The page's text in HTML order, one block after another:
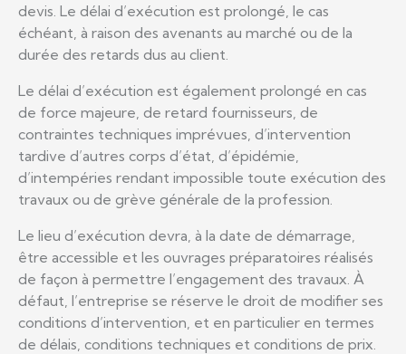
devis. Le délai d’exécution est prolongé, le cas
échéant, à raison des avenants au marché ou de la
durée des retards dus au client.
Le délai d’exécution est également prolongé en cas
de force majeure, de retard fournisseurs, de
contraintes techniques imprévues, d’intervention
tardive d’autres corps d’état, d’épidémie,
d’intempéries rendant impossible toute exécution des
travaux ou de grève générale de la profession.
Le lieu d’exécution devra, à la date de démarrage,
être accessible et les ouvrages préparatoires réalisés
de façon à permettre l’engagement des travaux. À
défaut, l’entreprise se réserve le droit de modifier ses
conditions d’intervention, et en particulier en termes
de délais, conditions techniques et conditions de prix.